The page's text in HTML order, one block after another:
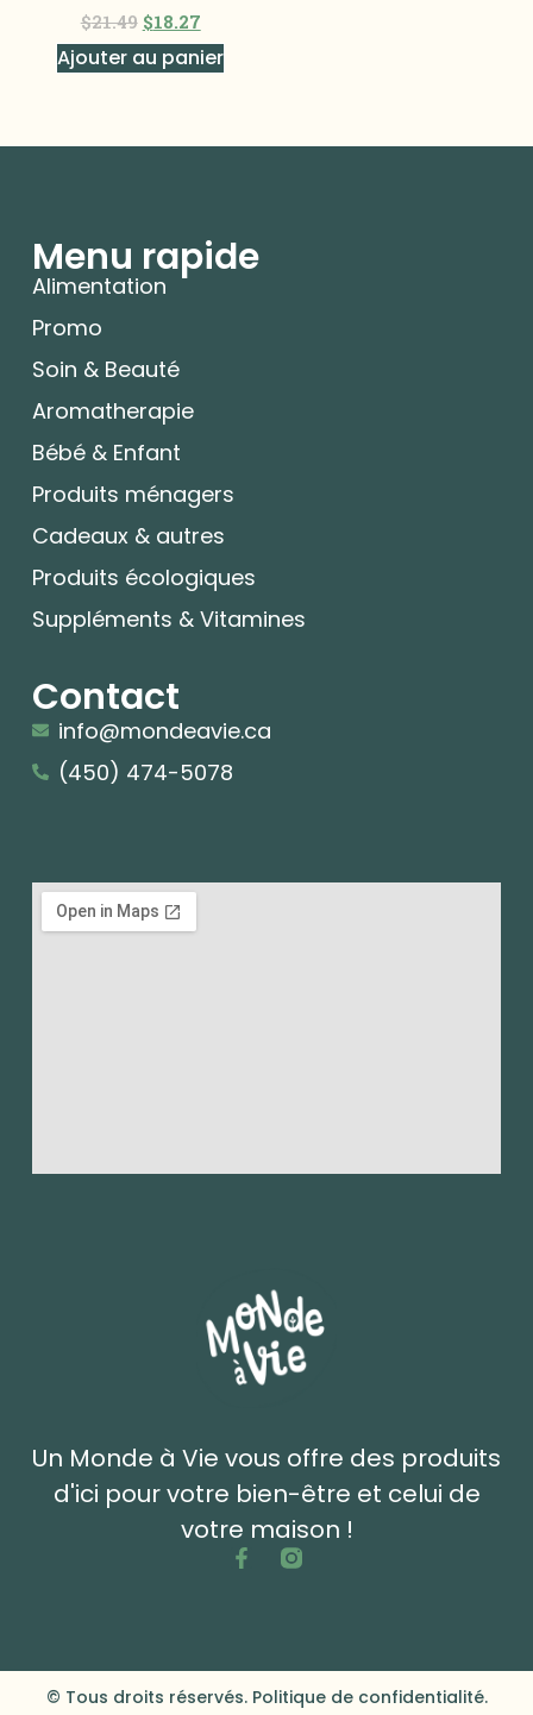
$21.49 $18.27
Ajouter au panier
Un Monde à Vie vous offre des produits
d'ici pour votre bien-être et celui de
votre maison !
Menu rapide
Alimentation
Promo
Soin & Beauté
Aromatherapie
Bébé & Enfant
Produits ménagers
Cadeaux & autres
Produits écologiques
Suppléments & Vitamines
Contact
info@mondeavie.ca
(450) 474-5078
© Tous droits réservés. Politique de confidentialité.